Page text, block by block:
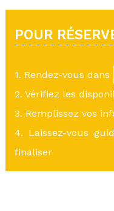
POUR
1. Rendez-vous dans
2. Vérifiez les
3. Remplissez vos
4. Laissez-vous
finaliser